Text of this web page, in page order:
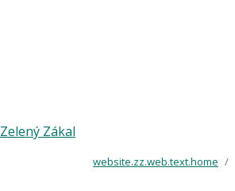
Zelený Zákal
website.zz.web.text.home